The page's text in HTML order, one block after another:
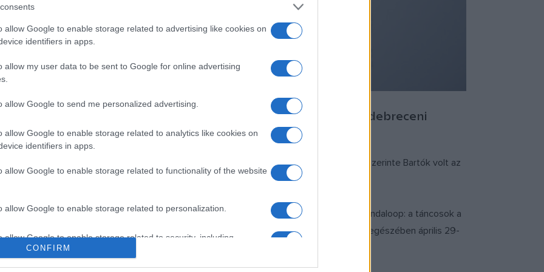
allow Google to enable storage related to advertising like cookies on
identifiers in apps.
allow my user data to be sent to Google for online advertising
allow Google to send me personalized advertising.
allow Google to enable storage related to analytics like cookies on
identifiers in apps.
allow Google to enable storage related to functionality of the website
allow Google to enable storage related to personalization.
allow Google to enable storage related to security, including
functionality and fraud prevention, and other user protection.
CONFIRM
ingyenes koncertekkel várja a látogatókat a debreceni
Dresch Mihály Ballance Trio, az Etnorom vagy a Dalinda – mondta, megjegyezve, hogy szerinte Bartók volt az
gyűjtött népzenét transzformálta univerzális zenei nyelvvé.
a természeti és városi tereket újragondoló, világhírű amerikai táncegyüttes, a Bandaloop: a táncosok a
mutatták be különleges produkciójuk egy részletét, amelyet a debreceni nézők teljes egészében április 29-
is ellátogat a társulat.